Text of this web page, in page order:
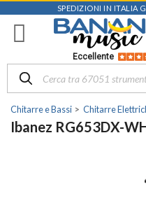
SPEDIZIONI IN ITALIA
Eccellente
Chitarre e Bassi Chitarre
Ibanez RG653DX-